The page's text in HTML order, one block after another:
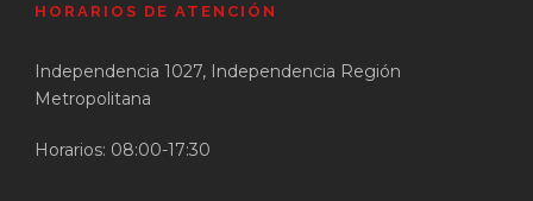
HORARIOS DE ATENCIÓN
Independencia 1027, Independencia Región
Metropolitana
Horarios: 08:00-17:30